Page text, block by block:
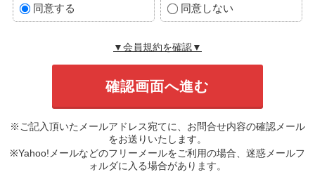
同意する 同意しない
▼会員規約を確認▼
※ご記入頂いたメールアドレス宛てに、お問合せ内容の確認メール
をお送りいたします。
※Yahoo!メールなどのフリーメールをご利用の場合、迷惑メールフ
ォルダに入る場合があります。